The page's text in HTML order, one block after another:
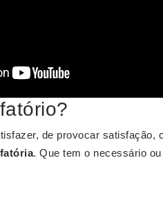
de provocar satisfação,
. Que tem o necessário